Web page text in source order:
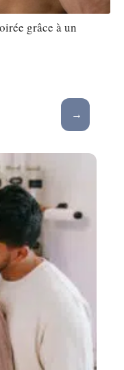
grâce à un